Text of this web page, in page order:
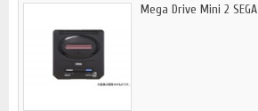
Mega Drive Mini 2 SEGA